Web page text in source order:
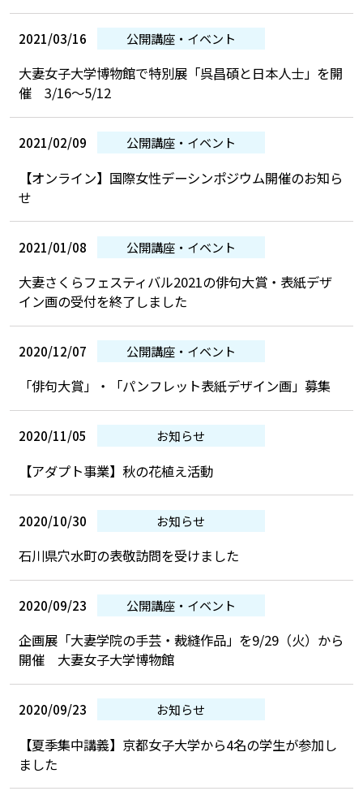
2021/03/16 公開講座・イベント
大妻女子大学博物館で特別展「呉昌碩と日本人士」を開
催 3/16～5/12
2021/02/09 公開講座・イベント
【オンライン】国際女性デーシンポジウム開催のお知ら
せ
2021/01/08 公開講座・イベント
大妻さくらフェスティバル2021の俳句大賞・表紙デザ
イン画の受付を終了しました
2020/12/07 公開講座・イベント
「俳句大賞」・「パンフレット表紙デザイン画」募集
2020/11/05 お知らせ
【アダプト事業】秋の花植え活動
2020/10/30 お知らせ
石川県穴水町の表敬訪問を受けました
2020/09/23 公開講座・イベント
企画展「大妻学院の手芸・裁縫作品」を9/29（火）から
開催 大妻女子大学博物館
2020/09/23 お知らせ
【夏季集中講義】京都女子大学から4名の学生が参加し
ました